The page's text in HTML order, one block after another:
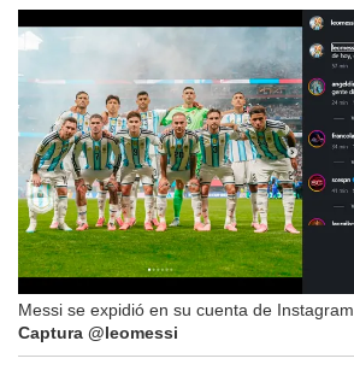
Messi se expidió en su cuenta de Instagram.
Captura @leomessi